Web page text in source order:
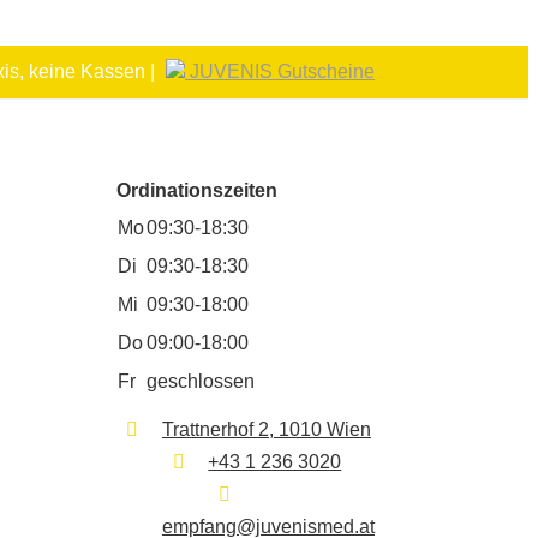
keine Kassen | JUVENIS Gutscheine
Ordinationszeiten
Mo09:30-18:30
Di 09:30-18:30
Mi 09:30-18:00
Do09:00-18:00
Fr geschlossen
Trattnerhof 2, 1010 Wien
+43 1 236 3020
empfang@juvenismed.at